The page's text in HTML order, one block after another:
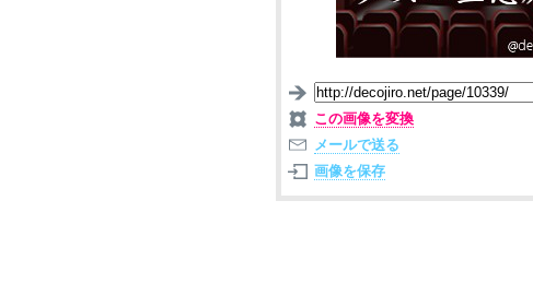
この画像を変換
メールで送る
画像を保存